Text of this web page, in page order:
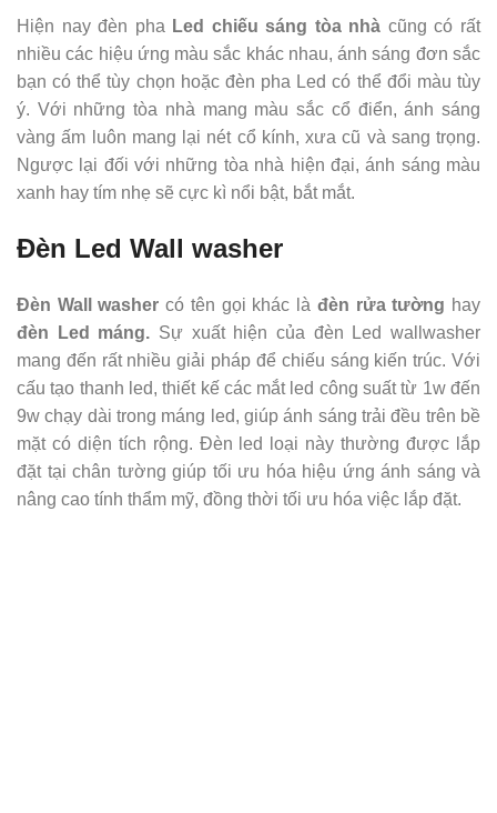
Hiện nay đèn pha Led chiếu sáng tòa nhà cũng có rất
nhiều các hiệu ứng màu sắc khác nhau, ánh sáng đơn sắc
bạn có thể tùy chọn hoặc đèn pha Led có thể đổi màu tùy
ý. Với những tòa nhà mang màu sắc cổ điển, ánh sáng
vàng ấm luôn mang lại nét cổ kính, xưa cũ và sang trọng.
Ngược lại đối với những tòa nhà hiện đại, ánh sáng màu
xanh hay tím nhẹ sẽ cực kì nổi bật, bắt mắt.
Đèn Led Wall washer
Đèn Wall washer có tên gọi khác là đèn rửa tường hay
đèn Led máng. Sự xuất hiện của đèn Led wallwasher
mang đến rất nhiều giải pháp để chiếu sáng kiến trúc. Với
cấu tạo thanh led, thiết kế các mắt led công suất từ 1w đến
9w chạy dài trong máng led, giúp ánh sáng trải đều trên bề
mặt có diện tích rộng. Đèn led loại này thường được lắp
đặt tại chân tường giúp tối ưu hóa hiệu ứng ánh sáng và
nâng cao tính thẩm mỹ, đồng thời tối ưu hóa việc lắp đặt.